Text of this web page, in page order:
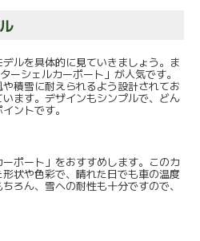
ルを具体的に見ていきましょう。ま
ーシェルカーポート」が人気です。
積雪に耐えられるよう設計されてお
ます。デザインもシンプルで、どん
ントです。
ーポート」をおすすめします。このカ
状や色彩で、晴れた日でも車の温度
ろん、雪への耐性も十分ですので、